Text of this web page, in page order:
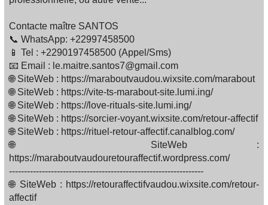
Contacte maître SANTOS
📞 WhatsApp: +22997458500
📱 Tel : +2290197458500 (Appel/Sms)
📧 Email : le.maitre.santos7@gmail.com
🌐 SiteWeb : https://maraboutvaudou.wixsite.com/marabout
🌐 SiteWeb : https://vite-ts-marabout-site.lumi.ing/
🌐 SiteWeb : https://love-rituals-site.lumi.ing/
🌐 SiteWeb : https://sorcier-voyant.wixsite.com/retour-affectif
🌐 SiteWeb : https://rituel-retour-affectif.canalblog.com/
🌐 SiteWeb :
https://maraboutvaudouretouraffectif.wordpress.com/
-----------------------------------------------------------------
🌐 SiteWeb : https://retouraffectifvaudou.wixsite.com/retour-
affectif